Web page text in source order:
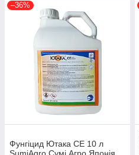
–36%
Фунгіцид Ютака СЕ 10 л